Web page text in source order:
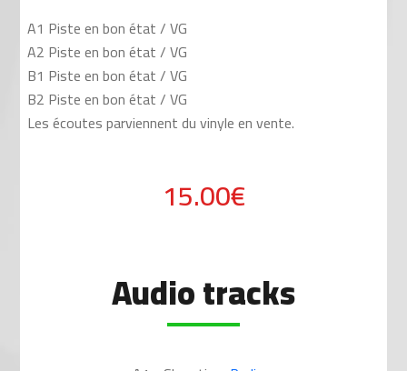
A1 Piste en bon état / VG
A2 Piste en bon état / VG
B1 Piste en bon état / VG
B2 Piste en bon état / VG
Les écoutes parviennent du vinyle en vente.
15.00€
Audio tracks